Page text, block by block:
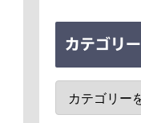
カテゴリー